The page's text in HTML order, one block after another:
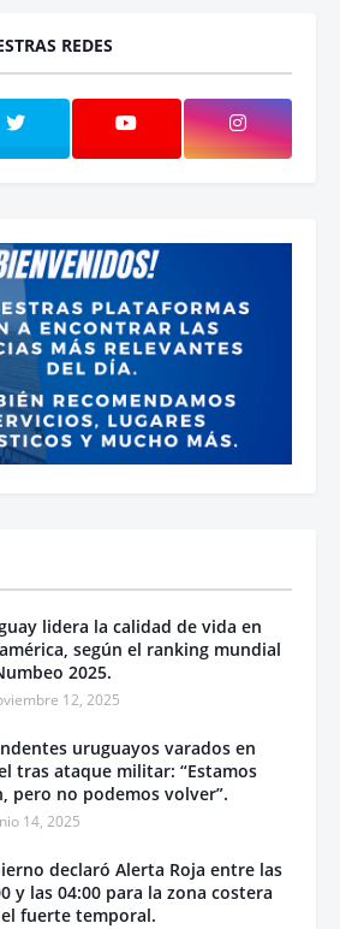
REDES
lidera la calidad de vida en
según el ranking mundial
2025.
12, 2025
uruguayos varados en
tras ataque militar: “Estamos
pero no podemos volver”.
14, 2025
declaró Alerta Roja entre las
y las 04:00 para la zona costera
fuerte temporal.